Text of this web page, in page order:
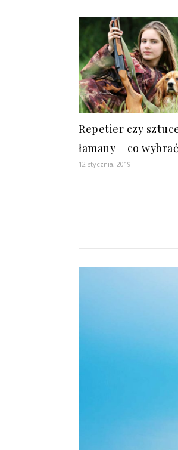
Repetier czy
łamany – co
12 stycznia, 2019